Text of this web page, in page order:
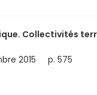
Collectivités
2015 p. 575